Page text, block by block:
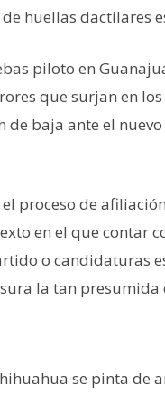
huellas dactilares
piloto en
que surjan en
de baja ante el
proceso de
en el que contar
o candidaturas
la tan presumida
se pinta de